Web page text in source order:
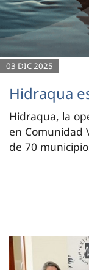
03 DIC 2025
Hidraqua
Hidraqua, la
en Comunidad
de 70